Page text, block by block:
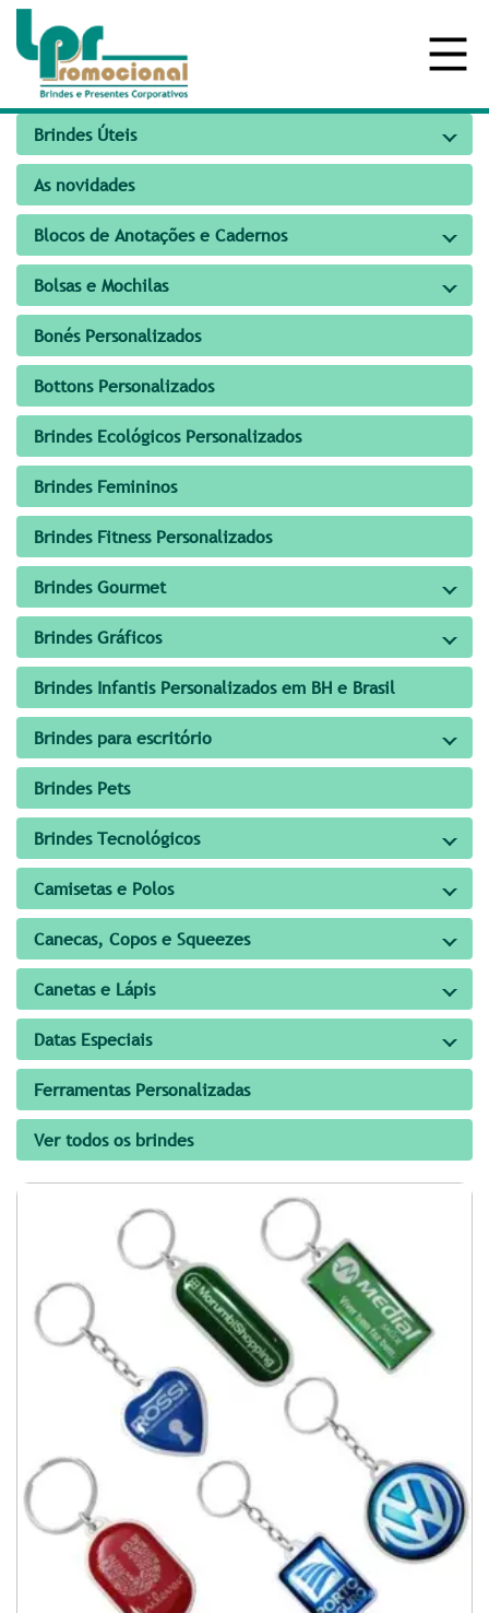
Brindes Úteis
As novidades
Blocos de Anotações e Cadernos
Bolsas e Mochilas
Bonés Personalizados
Bottons Personalizados
Brindes Ecológicos Personalizados
Brindes Femininos
Brindes Fitness Personalizados
Brindes Gourmet
Brindes Gráficos
Brindes Infantis Personalizados em BH e Brasil
Brindes para escritório
Brindes Pets
Brindes Tecnológicos
Camisetas e Polos
Canecas, Copos e Squeezes
Canetas e Lápis
Datas Especiais
Ferramentas Personalizadas
Ver todos os brindes